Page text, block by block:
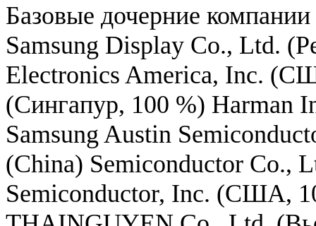
Базовые дочерние
Samsung Display Co., Ltd.
Electronics America, Inc.
(Сингапур, 100 %) Harman
Samsung Austin
(China) Semiconductor Co.,
Semiconductor, Inc. (США,